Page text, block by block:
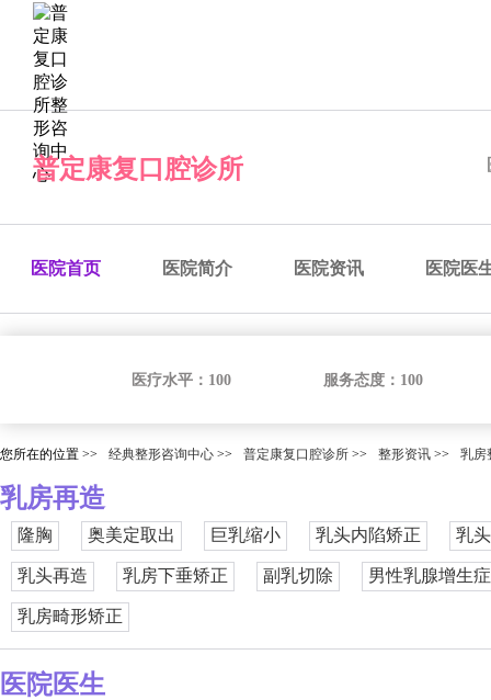
普定康复口腔诊所
医院首页 医院简介 医院资讯 医院医
医疗水平： 100 服务态度： 100
您所在的位置 >> 经典整形咨询中心 >> 普定康复口腔诊所 >> 整形资讯 >> 乳房
乳房再造
隆胸 奥美定取出 巨乳缩小 乳头内陷矫正 乳
乳头再造 乳房下垂矫正 副乳切除 男性乳腺增生
乳房畸形矫正
医院医生